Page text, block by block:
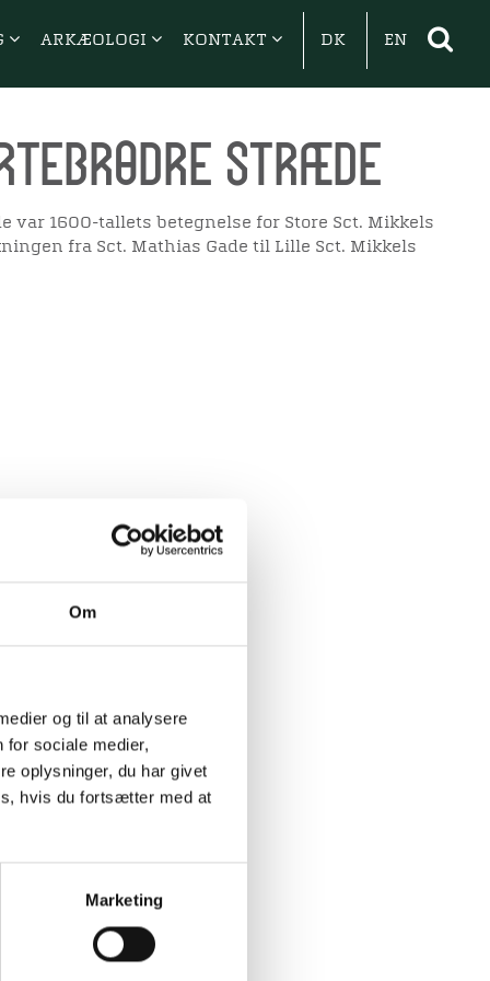
Om
og til at analysere
for sociale medier,
oplysninger, du har givet
hvis du fortsætter med at
Marketing
ARKÆOLOGI KONTAKT DK EN
Stræde
var 1600-tallets betegnelse for Store Sct. Mikkels
fra Sct. Mathias Gade til Lille Sct. Mikkels